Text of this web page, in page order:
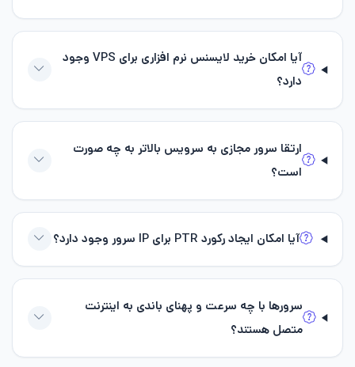
آیا امکان خرید لایسنس نرم افزاری برای VPS وجود
دارد؟
ارتقا سرور مجازی به سرویس بالاتر به چه صورت
است؟
آیا امکان ایجاد رکورد PTR برای ‌IP سرور وجود دارد؟
سرورها با چه سرعت و پهنای باندی به اینترنت
متصل هستند؟